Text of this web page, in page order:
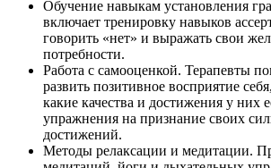
Обучение навыкам установления
включает тренировку навыков
говорить «нет» и выражать свои
потребности.
Работа с самооценкой. Терапевты
развить позитивное восприятие
какие качества и достижения у них
упражнения на признание своих
достижений.
Методы релаксации и медитации.